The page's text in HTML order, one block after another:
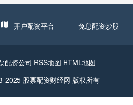
开户配资平台 免息配资炒股
配资公司 RSS地图 HTML地图
2025 股票配资财经网 版权所有